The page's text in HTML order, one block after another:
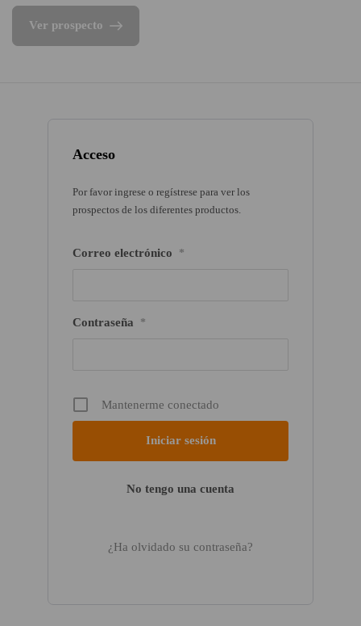
Acceso
Por favor ingrese o regístrese para ver los
prospectos de los diferentes productos.
Correo electrónico *
Contraseña *
Mantenerme conectado
No tengo una cuenta
¿Ha olvidado su contraseña?
Ver prospecto